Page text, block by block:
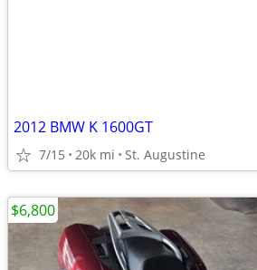
2012 BMW K 1600GT
7/15 20k mi St. Augustine
$6,800